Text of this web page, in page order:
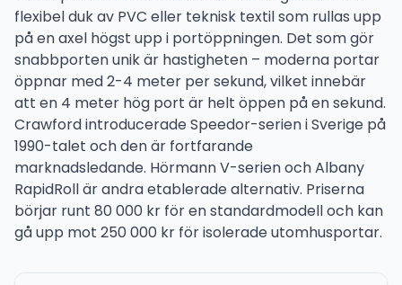
flexibel duk av PVC eller teknisk textil som rullas upp
på en axel högst upp i portöppningen. Det som gör
snabbporten unik är hastigheten – moderna portar
öppnar med 2-4 meter per sekund, vilket innebär
att en 4 meter hög port är helt öppen på en sekund.
Crawford introducerade Speedor-serien i Sverige på
1990-talet och den är fortfarande
marknadsledande. Hörmann V-serien och Albany
RapidRoll är andra etablerade alternativ. Priserna
börjar runt 80 000 kr för en standardmodell och kan
gå upp mot 250 000 kr för isolerade utomhusportar.